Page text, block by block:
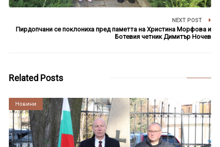
NEXT POST
Пирдопчани се поклониха пред паметта на Христина Морфова и
Ботевия четник Димитър Ночев
Related Posts
Култура
Новини